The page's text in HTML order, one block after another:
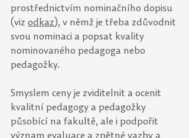
prostřednictvím nominačního dopisu
(viz odkaz), v němž je třeba zdůvodnit
svou nominaci a popsat kvality
nominovaného pedagoga nebo
pedagožky.
Smyslem ceny je zviditelnit a ocenit
kvalitní pedagogy a pedagožky
působící na fakultě, ale i podpořit